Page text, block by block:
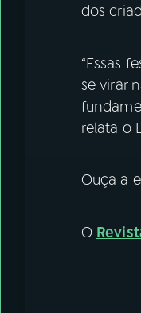
dos
“Essas
se virar
relata o
Ouça a
O